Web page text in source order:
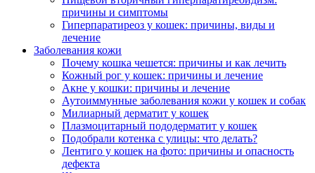
причины и симптомы
Гиперпаратиреоз у кошек: причины, виды и
лечение
Заболевания кожи
Почему кошка чешется: причины и как лечить
Кожный рог у кошек: причины и лечение
Акне у кошки: причины и лечение
Аутоиммунные заболевания кожи у кошек и собак
Милиарный дерматит у кошек
Плазмоцитарный пододерматит у кошек
Подобрали котенка с улицы: что делать?
Лентиго у кошек на фото: причины и опасность
дефекта